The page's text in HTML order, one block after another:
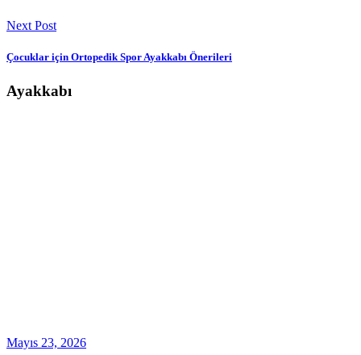
Next Post
Çocuklar için Ortopedik Spor Ayakkabı Önerileri
Ayakkabı
Mayıs 23, 2026